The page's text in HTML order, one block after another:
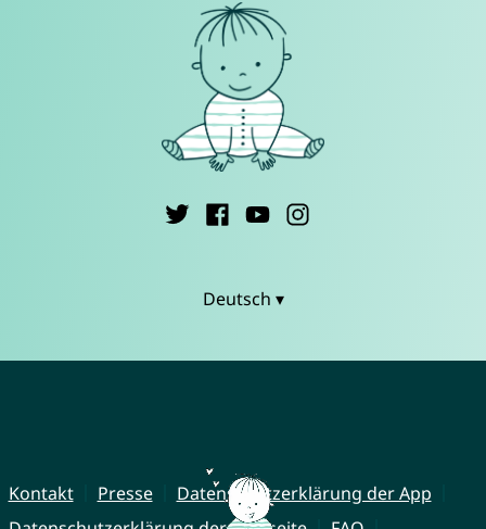
Deutsch ▾
Kontakt Presse
Datenschutzerklärung der App